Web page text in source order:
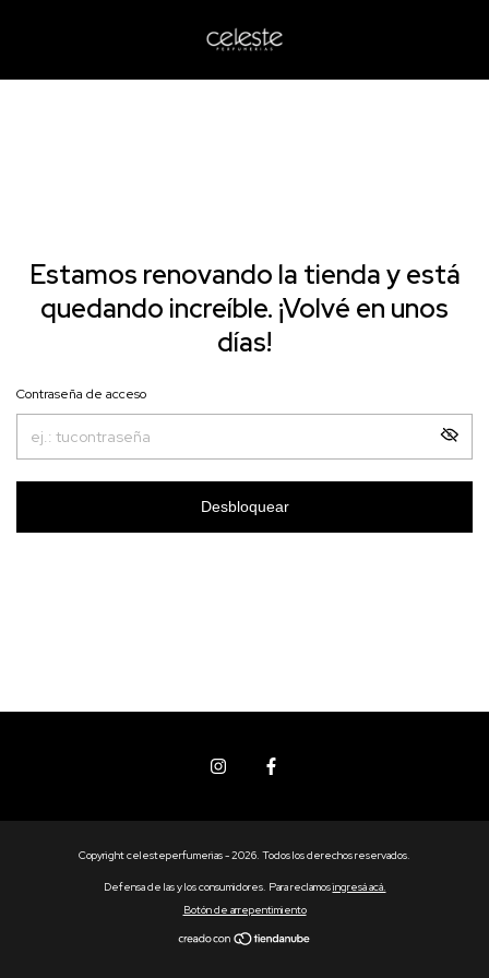
Estamos renovando la tienda y está
quedando increíble. ¡Volvé en unos
días!
Contraseña de acceso
Desbloquear
Copyright celesteperfumerias - 2026. Todos los derechos reservados.
Defensa de las y los consumidores. Para reclamosingresá acá.
Botón de arrepentimiento